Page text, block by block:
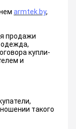
armtek.by,
продажи
одежда,
купли-
и
такого